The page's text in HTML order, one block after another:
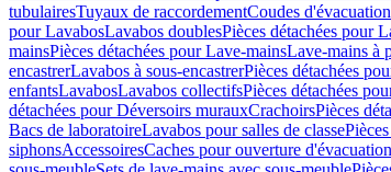
tubulairesTuyaux de raccordementCoudes d'évacuation
pour LavabosLavabos doublesPièces détachées pour
mainsPièces détachées pour Lave-mainsLave-mains à
encastrerLavabos à sous-encastrerPièces détachées
enfantsLavabosLavabos collectifsPièces détachées
détachées pour Déversoirs murauxCrachoirsPièces
Bacs de laboratoireLavabos pour salles de classe
siphonsAccessoiresCaches pour ouverture d'évacuation